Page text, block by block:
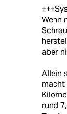
Wenn
aber
Allein
macht
rund